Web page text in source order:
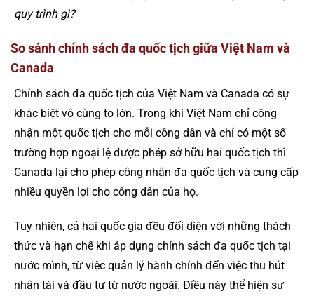
quy trình gì?
So sánh chính sách đa quốc tịch giữa Việt Nam và
Canada
Chính sách đa quốc tịch của Việt Nam và Canada có sự
khác biệt vô cùng to lớn. Trong khi Việt Nam chỉ công
nhận một quốc tịch cho mỗi công dân và chỉ có một số
trường hợp ngoại lệ được phép sở hữu hai quốc tịch thì
Canada lại cho phép công nhận đa quốc tịch và cung cấp
nhiều quyền lợi cho công dân của họ.
Tuy nhiên, cả hai quốc gia đều đối diện với những thách
thức và hạn chế khi áp dụng chính sách đa quốc tịch tại
nước mình, từ việc quản lý hành chính đến việc thu hút
nhân tài và đầu tư từ nước ngoài. Điều này thể hiện sự